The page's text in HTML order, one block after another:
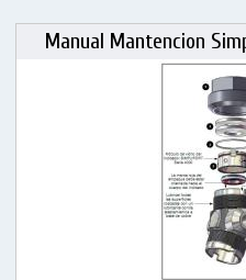
Manual Mantencion